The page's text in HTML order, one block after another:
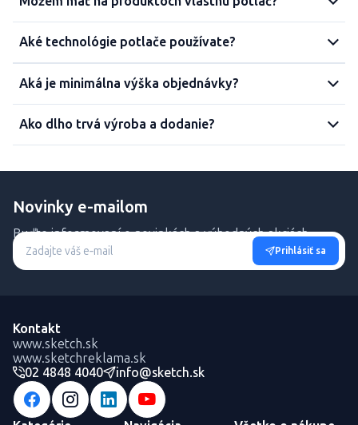
Aké technológie potlače používate?
Aká je minimálna výška objednávky?
Ako dlho trvá výroba a dodanie?
Novinky e-mailom
Buďte informovaní o novinkách a výhodných akciách.
Prihlásiť sa
Kontakt
www.sketch.sk
www.sketchreklama.sk
02 4848 4040
info@sketch.sk